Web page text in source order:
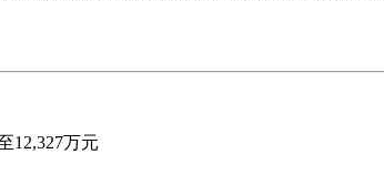
12,327万元